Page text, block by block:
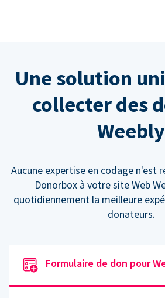
Une solution
collecter des
Weebly
Aucune expertise en codage n'est
Donorbox à votre site Web
quotidiennement la meilleure
donateurs.
Formulaire de don pour